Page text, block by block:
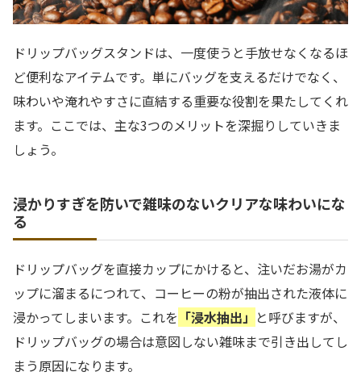
ドリップバッグスタンドは、一度使うと手放せなくなるほ
ど便利なアイテムです。単にバッグを支えるだけでなく、
味わいや淹れやすさに直結する重要な役割を果たしてくれ
ます。ここでは、主な3つのメリットを深掘りしていきま
しょう。
浸かりすぎを防いで雑味のないクリアな味わいにな
る
ドリップバッグを直接カップにかけると、注いだお湯がカ
ップに溜まるにつれて、コーヒーの粉が抽出された液体に
浸かってしまいます。これを 「浸水抽出」 と呼びますが、
ドリップバッグの場合は意図しない雑味まで引き出してし
まう原因になります。